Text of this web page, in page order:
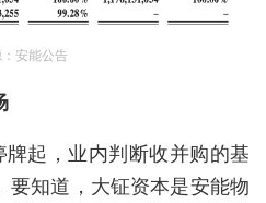
安能公告
起，业内判断收并购的基
要知道，大钲资本是安能物